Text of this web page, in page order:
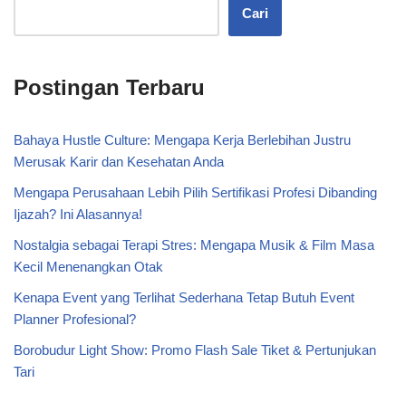
Cari
Postingan Terbaru
Bahaya Hustle Culture: Mengapa Kerja Berlebihan Justru
Merusak Karir dan Kesehatan Anda
Mengapa Perusahaan Lebih Pilih Sertifikasi Profesi Dibanding
Ijazah? Ini Alasannya!
Nostalgia sebagai Terapi Stres: Mengapa Musik & Film Masa
Kecil Menenangkan Otak
Kenapa Event yang Terlihat Sederhana Tetap Butuh Event
Planner Profesional?
Borobudur Light Show: Promo Flash Sale Tiket & Pertunjukan
Tari